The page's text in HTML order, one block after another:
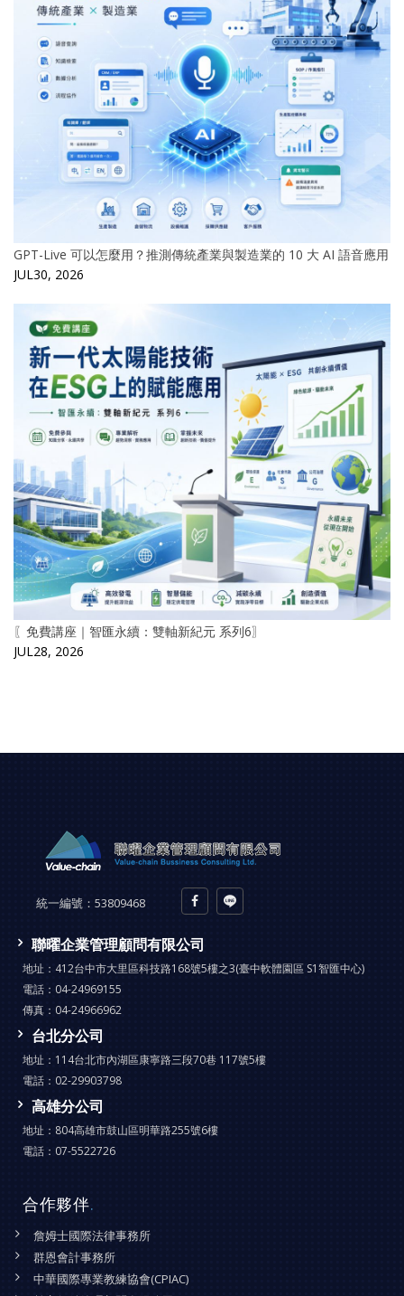
GPT-Live 可以怎麼用？推測傳統產業與製造業的 10 大 AI 語音應用
JUL30, 2026
〖免費講座｜智匯永續：雙軸新紀元 系列6〗
JUL28, 2026
統一編號： 53809468
聯曜企業管理顧問有限公司
地址： 412台中市大里區科技路168號5樓之3(臺中軟體園區 S1智匯中心)
電話： 04-24969155
傳真： 04-24966962
台北分公司
地址： 114台北市內湖區康寧路三段70巷 117號5樓
電話： 02-29903798
高雄分公司
地址： 804高雄市鼓山區明華路255號6樓
電話： 07-5522726
合作夥伴.
詹姆士國際法律事務所
群恩會計事務所
中華國際專業教練協會(CPIAC)